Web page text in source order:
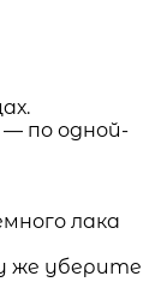
по одной-
лака
же уберите